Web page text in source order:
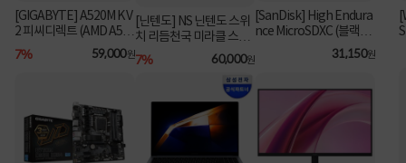
[GIGABYTE] A520M K V
2 피씨디렉트 (AMD A52
0/M-ATX) ⚡플래티넘 특
7% 59,000원
[닌텐도] NS 닌텐도 스위
치 리듬천국 미라클 스타
즈
7% 60,000원
[SanDisk] High Endura
nce MicroSDXC (블랙박
스&CCTV전용) 64GB
[어댑터포함] [SDSQQN
31,150원